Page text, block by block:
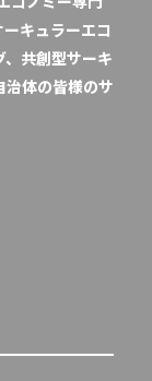
キュラーエコ
、共創型サーキ
治体の皆様のサ